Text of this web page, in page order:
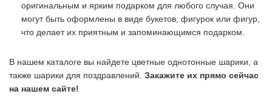
оригинальным и ярким подарком для любого случая. Они
могут быть оформлены в виде букетов, фигурок или фигур,
что делает их приятным и запоминающимся подарком.
В нашем каталоге вы найдете цветные однотонные шарики, а
также шарики для поздравлений. Закажите их прямо сейчас
на нашем сайте!